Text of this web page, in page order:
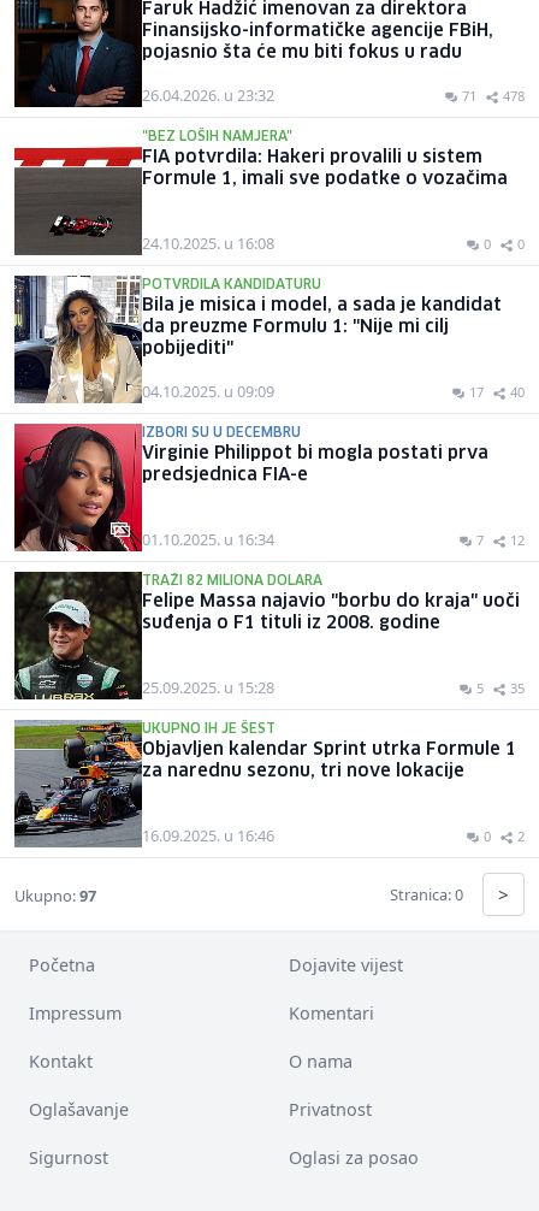
Faruk Hadžić imenovan za direktora
Finansijsko-informatičke agencije FBiH,
pojasnio šta će mu biti fokus u radu
26.04.2026. u 23:32 71 478
"BEZ LOŠIH NAMJERA"
FIA potvrdila: Hakeri provalili u sistem
Formule 1, imali sve podatke o vozačima
24.10.2025. u 16:08 0 0
POTVRDILA KANDIDATURU
Bila je misica i model, a sada je kandidat
da preuzme Formulu 1: "Nije mi cilj
pobijediti"
04.10.2025. u 09:09 17 40
IZBORI SU U DECEMBRU
Virginie Philippot bi mogla postati prva
predsjednica FIA-e
01.10.2025. u 16:34 7 12
TRAŽI 82 MILIONA DOLARA
Felipe Massa najavio "borbu do kraja" uoči
suđenja o F1 tituli iz 2008. godine
25.09.2025. u 15:28 5 35
UKUPNO IH JE ŠEST
Objavljen kalendar Sprint utrka Formule 1
za narednu sezonu, tri nove lokacije
16.09.2025. u 16:46 0 2
Ukupno:97 Stranica: 0 >
Početna Dojavite vijest
Impressum Komentari
Kontakt O nama
Oglašavanje Privatnost
Sigurnost Oglasi za posao